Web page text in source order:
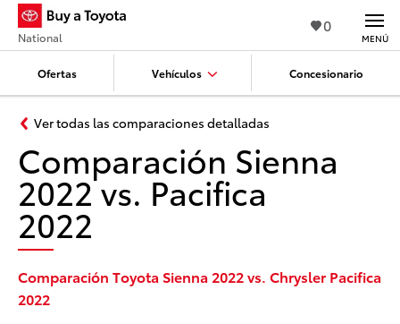
0
Ofertas Vehículos Concesionario
National MENÚ
Ver todas las comparaciones detalladas
Comparación Sienna
2022 vs. Pacifica
2022
Comparación Toyota Sienna 2022 vs. Chrysler Pacifica
2022